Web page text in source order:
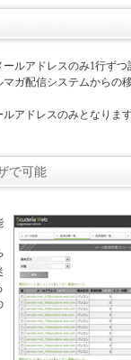
ルアドレスのみ1行ず
ガ配信システムからの
アドレスのみとなりま
で可能